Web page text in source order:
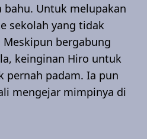
bahu. Untuk melupakan
sekolah yang tidak
bergabung
keinginan Hiro untuk
pernah padam. Ia pun
mengejar mimpinya di